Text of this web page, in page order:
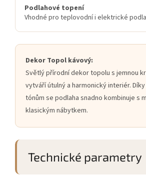
Podlahové topení
Vhodné pro teplovodní i elektrické
Dekor Topol kávový:
Světlý přírodní dekor topolu s jemnou
vytváří útulný a harmonický interiér.
tónům se podlaha snadno kombinuje s
klasickým nábytkem.
Technické parametry